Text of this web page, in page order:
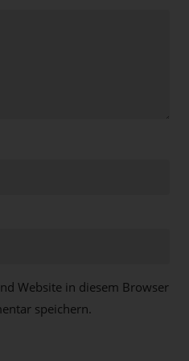
Website in diesem Browser
speichern.